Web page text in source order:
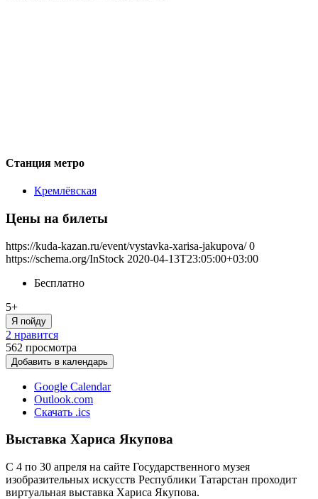
Станция метро
Кремлёвская
Цены на билеты
https://kuda-kazan.ru/event/vystavka-xarisa-jakupova/ 0
https://schema.org/InStock 2020-04-13T23:05:00+03:00
Бесплатно
5+
Я пойду
2 нравится
562 просмотра
Добавить в календарь
Google Calendar
Outlook.com
Скачать .ics
Выставка Хариса Якупова
С 4 по 30 апреля на сайте Государственного музея
изобразительных искусств Республики Татарстан проходит
виртуальная выставка Хариса Якупова.